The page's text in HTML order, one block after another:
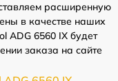
расширенную
в качестве наших
ADG 6560 IX будет
заказа на сайте